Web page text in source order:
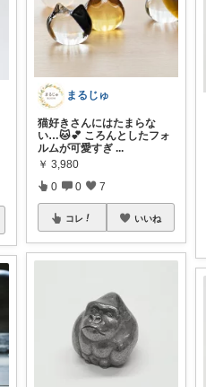
まるじゅ
猫好きさんにはたまらな
い…🐱💕 ころんとしたフォ
ルムが可愛すぎ ...
￥ 3,980
0 0 7
コレ いいね